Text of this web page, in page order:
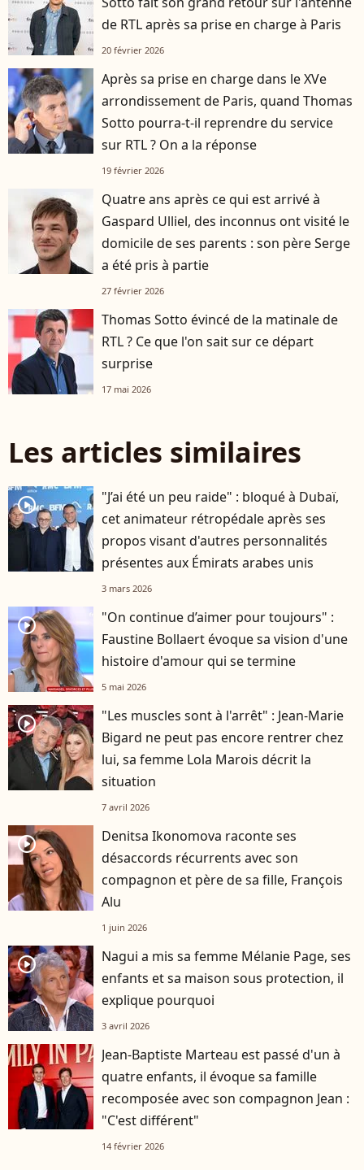
de RTL après sa prise en charge à Paris
20 février 2026
Après sa prise en charge dans le XVe
arrondissement de Paris, quand Thomas
Sotto pourra-t-il reprendre du service
sur RTL ? On a la réponse
19 février 2026
Quatre ans après ce qui est arrivé à
Gaspard Ulliel, des inconnus ont visité le
domicile de ses parents : son père Serge
a été pris à partie
27 février 2026
Thomas Sotto évincé de la matinale de
RTL ? Ce que l'on sait sur ce départ
surprise
17 mai 2026
Les articles similaires
player2
"J’ai été un peu raide" : bloqué à Dubaï,
cet animateur rétropédale après ses
propos visant d'autres personnalités
présentes aux Émirats arabes unis
3 mars 2026
player2
"On continue d’aimer pour toujours" :
Faustine Bollaert évoque sa vision d'une
histoire d'amour qui se termine
5 mai 2026
player2
"Les muscles sont à l'arrêt" : Jean-Marie
Bigard ne peut pas encore rentrer chez
lui, sa femme Lola Marois décrit la
situation
7 avril 2026
player2
Denitsa Ikonomova raconte ses
désaccords récurrents avec son
compagnon et père de sa fille, François
Alu
1 juin 2026
player2
Nagui a mis sa femme Mélanie Page, ses
enfants et sa maison sous protection, il
explique pourquoi
3 avril 2026
Jean-Baptiste Marteau est passé d'un à
quatre enfants, il évoque sa famille
recomposée avec son compagnon Jean :
"C'est différent"
14 février 2026